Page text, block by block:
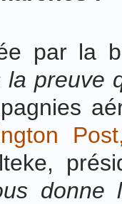
par la
la preuve
donne